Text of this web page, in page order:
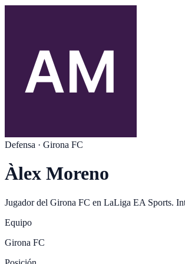
Defensa · Girona FC
Àlex Moreno
Jugador del Girona FC en LaLiga EA Sports.
Equipo
Girona FC